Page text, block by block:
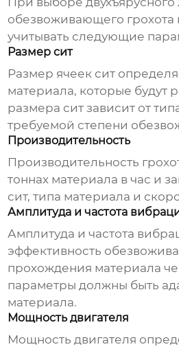
обезвоживающего грохота
учитывать следующие
Размер сит
Размер ячеек сит
материала, которые будут
размера сит зависит от
требуемой степени
Производительность
Производительность
тоннах материала в час и
сит, типа материала и
Амплитуда и частота
Амплитуда и частота
эффективность
прохождения материала
параметры должны быть
материала.
Мощность двигателя
Мощность двигателя